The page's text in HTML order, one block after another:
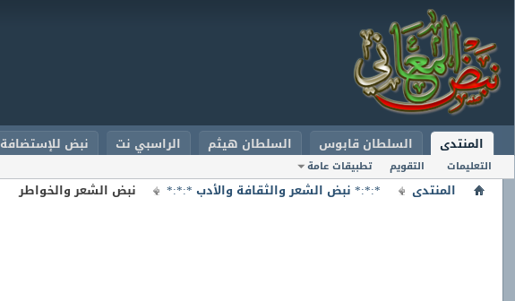
المنتدى
التعليمات التقويم تطبيقات عامة
السلطان قابوس السلطان هيثم الراسبي نت نبض للإستضافة
المنتدى *:*:* نبض الشعر والثقافة والأدب *:*:* نبض الشعر والخواطر